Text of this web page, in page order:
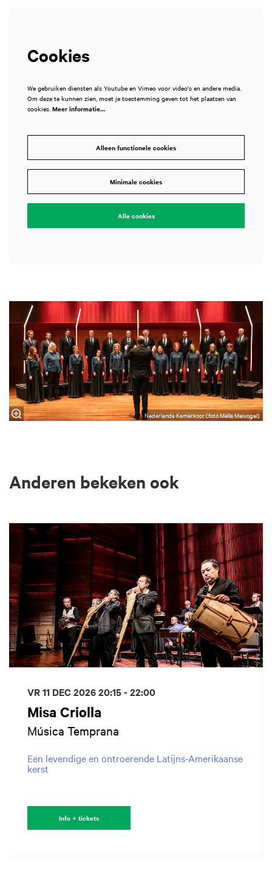
Cookies
We gebruiken diensten als Youtube en Vimeo voor video's en andere media.
Om deze te kunnen zien, moet je toestemming geven tot het plaatsen van
cookies. Meer informatie…
Alleen functionele cookies
Minimale cookies
Alle cookies
Nederlands Kamerkoor (foto Melle Meivogel)
Anderen bekeken ook
Misa Criolla
Música Temprana
Een levendige en ontroerende Latijns-Amerikaanse
kerst
VR 11 DEC 202620:15 - 22:00
Info + tickets